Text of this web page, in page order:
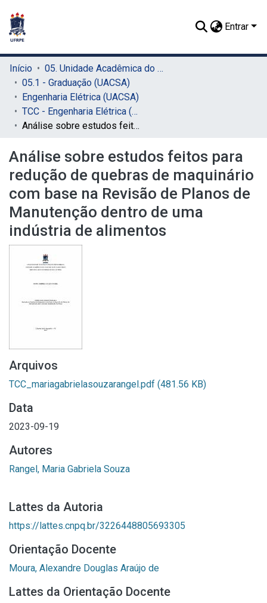
Entrar
Início
05. Unidade Acadêmica do Cabo de Santo Agostinho (UACSA)
05.1 - Graduação (UACSA)
Engenharia Elétrica (UACSA)
TCC - Engenharia Elétrica (UACSA)
Análise sobre estudos feitos para redução de quebras de maquinário com base na Revisão de Planos de Manutenção dentro de uma indústria de alimentos
Análise sobre estudos feitos para
redução de quebras de maquinário
com base na Revisão de Planos de
Manutenção dentro de uma
indústria de alimentos
Arquivos
TCC_mariagabrielasouzarangel.pdf (481.56 KB)
Data
2023-09-19
Autores
Rangel, Maria Gabriela Souza
Lattes da Autoria
https://lattes.cnpq.br/3226448805693305
Orientação Docente
Moura, Alexandre Douglas Araújo de
Lattes da Orientação Docente